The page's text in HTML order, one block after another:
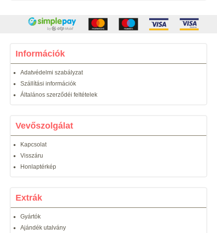
Információk
Adatvédelmi szabályzat
Szállítási információk
Általános szerződéi feltételek
Vevőszolgálat
Kapcsolat
Visszáru
Honlaptérkép
Extrák
Gyártók
Ajándék utalvány